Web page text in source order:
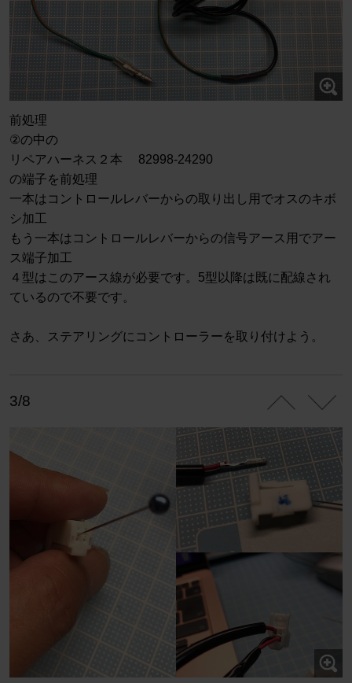
前処理
②の中の
リペアハーネス２本 82998-24290
の端子を前処理
一本はコントロールレバーからの取り出し用でオスのキボ
シ加工
もう一本はコントロールレバーからの信号アース用でアー
ス端子加工
４型はこのアース線が必要です。5型以降は既に配線され
ているので不要です。
さあ、ステアリングにコントローラーを取り付けよう。
3/8